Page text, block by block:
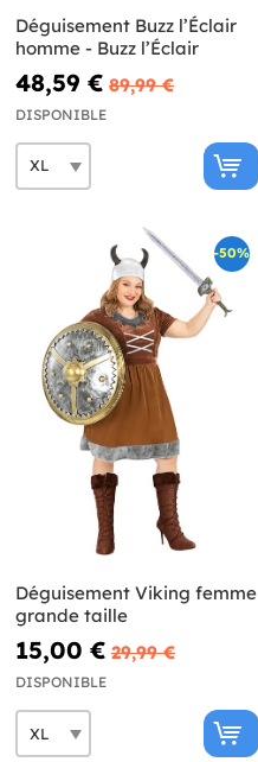
Déguisement Buzz l’Éclair
homme - Buzz l’Éclair
48,59 € 89,99 €
DISPONIBLE
-50%
Déguisement Viking femme
grande taille
15,00 € 29,99 €
DISPONIBLE